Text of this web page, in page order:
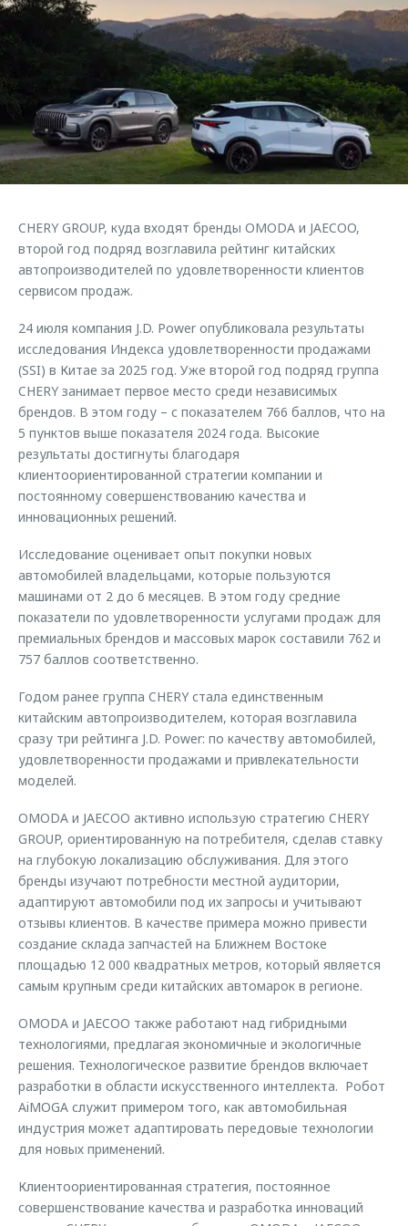
Кредитные программы
Кредитный калькулятор
Аксессуары
Одежда и сувениры
Оригинальные аксессуары
Трейд-ин
Калькулятор трейд-ин
Клиентская поддержка
O&J Автоклуб
Клуб владельцев OMODA
Приложение O&J
Аксессуары
Одежда и сувениры
Запчасти
Обратная связь
CHERY GROUP, куда входят бренды OMODA и JAECOO,
второй год подряд возглавила рейтинг китайских
автопроизводителей по удовлетворенности клиентов
сервисом продаж.
24 июля компания J.D. Power опубликовала результаты
исследования Индекса удовлетворенности продажами
(SSI) в Китае за 2025 год. Уже второй год подряд группа
CHERY занимает первое место среди независимых
брендов. В этом году – с показателем 766 баллов, что на
5 пунктов выше показателя 2024 года. Высокие
результаты достигнуты благодаря
клиентоориентированной стратегии компании и
постоянному совершенствованию качества и
инновационных решений.
Исследование оценивает опыт покупки новых
автомобилей владельцами, которые пользуются
машинами от 2 до 6 месяцев. В этом году средние
показатели по удовлетворенности услугами продаж для
премиальных брендов и массовых марок составили 762 и
757 баллов соответственно.
Годом ранее группа CHERY стала единственным
китайским автопроизводителем, которая возглавила
сразу три рейтинга J.D. Power: по качеству автомобилей,
удовлетворенности продажами и привлекательности
моделей.
OMODA и JAECOO активно использую стратегию CHERY
GROUP, ориентированную на потребителя, сделав ставку
на глубокую локализацию обслуживания. Для этого
бренды изучают потребности местной аудитории,
адаптируют автомобили под их запросы и учитывают
отзывы клиентов. В качестве примера можно привести
создание склада запчастей на Ближнем Востоке
площадью 12 000 квадратных метров, который является
самым крупным среди китайских автомарок в регионе.
OMODA и JAECOO также работают над гибридными
технологиями, предлагая экономичные и экологичные
решения. Технологическое развитие брендов включает
разработки в области искусственного интеллекта. Робот
AiMOGA служит примером того, как автомобильная
индустрия может адаптировать передовые технологии
для новых применений.
Клиентоориентированная стратегия, постоянное
совершенствование качества и разработка инноваций